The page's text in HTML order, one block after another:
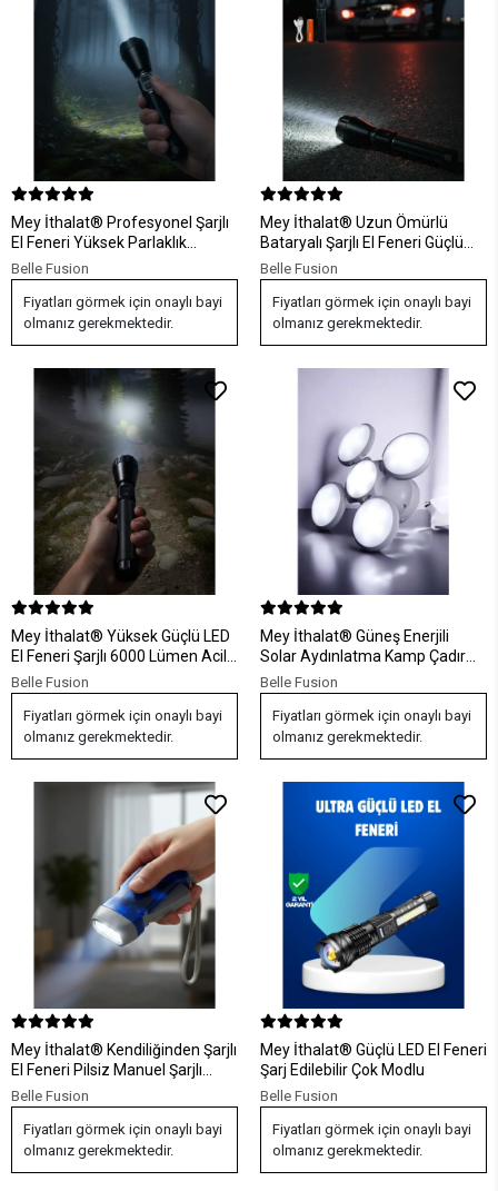
Mey İthalat® Profesyonel Şarjlı
El Feneri Yüksek Parlaklık
9000mAh Bataryalı Set
Belle Fusion
Fiyatları görmek için onaylı bayi
olmanız gerekmektedir.
Mey İthalat® Uzun Ömürlü
Bataryalı Şarjlı El Feneri Güçlü
LED Aydınlatma
Belle Fusion
Fiyatları görmek için onaylı bayi
olmanız gerekmektedir.
Mey İthalat® Yüksek Güçlü LED
El Feneri Şarjlı 6000 Lümen Acil
Durum Seti
Belle Fusion
Fiyatları görmek için onaylı bayi
olmanız gerekmektedir.
Mey İthalat® Güneş Enerjili
Solar Aydınlatma Kamp Çadır
Lambası Şarjlı Ampül Led Şarjlı
El Feneri Işıldak
Belle Fusion
Fiyatları görmek için onaylı bayi
olmanız gerekmektedir.
Mey İthalat® Kendiliğinden Şarjlı
El Feneri Pilsiz Manuel Şarjlı
Güçlü Işık
Belle Fusion
Fiyatları görmek için onaylı bayi
olmanız gerekmektedir.
Mey İthalat® Güçlü LED El Feneri
Şarj Edilebilir Çok Modlu
Belle Fusion
Fiyatları görmek için onaylı bayi
olmanız gerekmektedir.